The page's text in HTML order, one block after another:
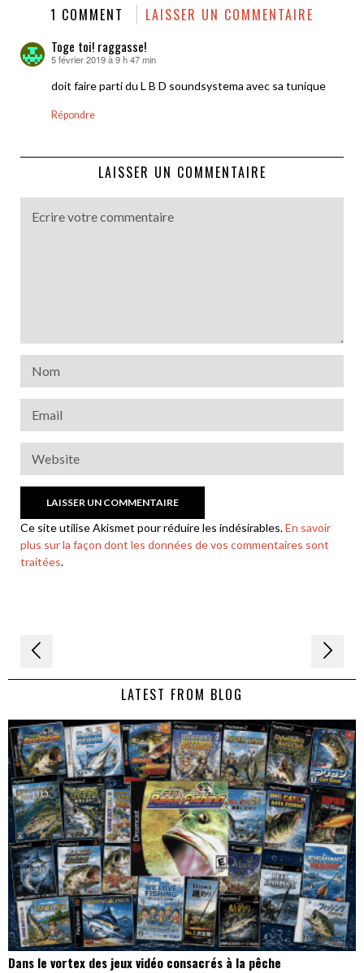
1 COMMENT LAISSER UN COMMENTAIRE
Toge toi! raggasse!
dit :
5 février 2019 à 9 h 47 min
doit faire parti du L B D soundsystema avec sa tunique
Répondre
LAISSER UN COMMENTAIRE
Ce site utilise Akismet pour réduire les indésirables.En savoir
plus sur la façon dont les données de vos commentaires sont
traitées.
Navigation
de LATEST FROM BLOG
Dans le vortex des jeux vidéo consacrés à la pêche